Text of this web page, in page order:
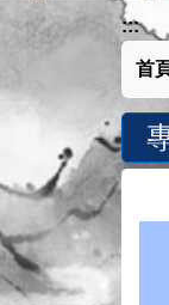
:::
首